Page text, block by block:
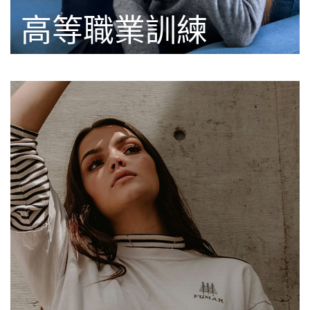
高等職業訓練